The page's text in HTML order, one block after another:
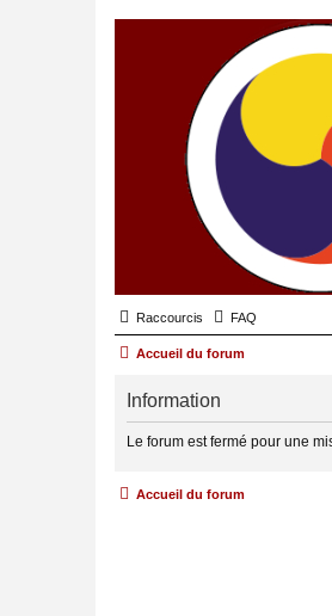
Raccourcis FAQ
Accueil du forum
Information
Le forum est fermé pour une
Accueil du forum